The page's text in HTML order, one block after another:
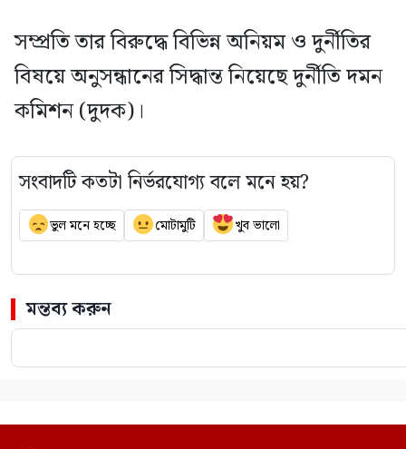
সম্প্রতি তার বিরুদ্ধে বিভিন্ন অনিয়ম ও দুর্নীতির
বিষয়ে অনুসন্ধানের সিদ্ধান্ত নিয়েছে দুর্নীতি দমন
কমিশন (দুদক)।
সংবাদটি কতটা নির্ভরযোগ্য বলে মনে হয়?
ভুল মনে হচ্ছে মোটামুটি খুব ভালো
মন্তব্য করুন